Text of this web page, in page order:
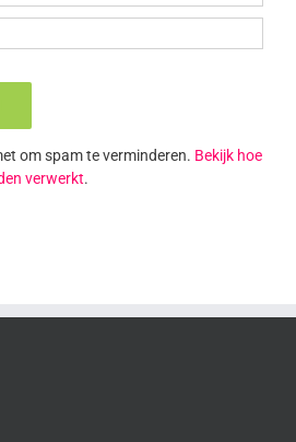
om spam te verminderen. Bekijk hoe
verwerkt.